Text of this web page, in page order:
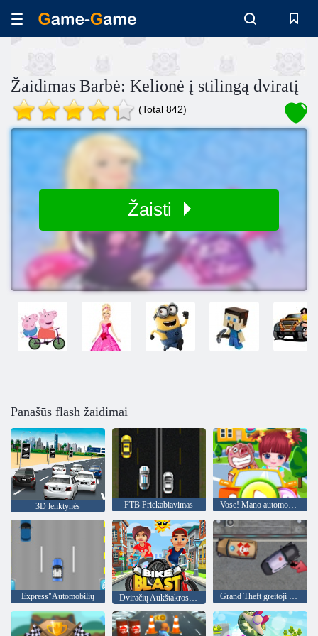
Žaidimas Barbė: Kelionė į stilingą dviratį
(Total 842)
Žaisti
Panašūs flash žaidimai
3D lenktynės FTB Priekabiavimas Vose! Mano automobilis
Express"Automobilių Dviračių Aukštakrosnės Grand Theft greitoji pagalba